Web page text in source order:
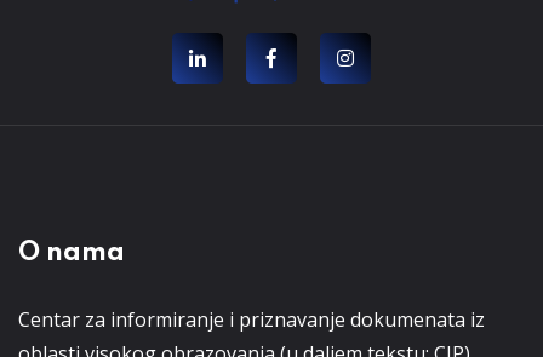
O nama
Centar za informiranje i priznavanje dokumenata iz